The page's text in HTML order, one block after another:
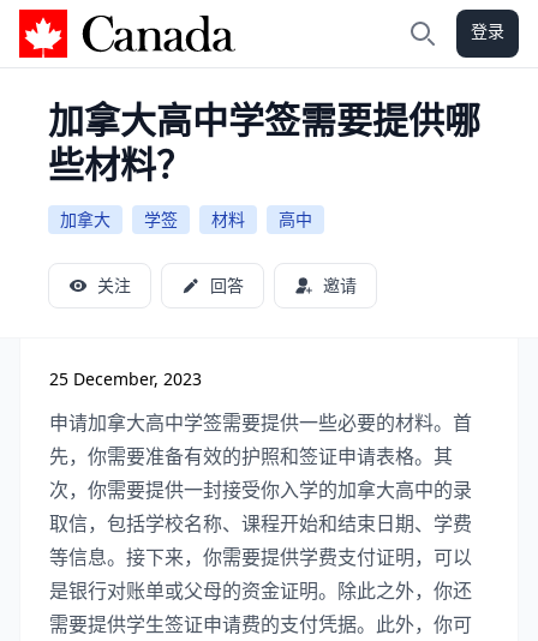
加拿大攻略 登录
加拿大高中学签需要提供哪
些材料？
加拿大 学签 材料 高中
关注 回答 邀请
25 December, 2023
申请加拿大高中学签需要提供一些必要的材料。首
先，你需要准备有效的护照和签证申请表格。其
次，你需要提供一封接受你入学的加拿大高中的录
取信，包括学校名称、课程开始和结束日期、学费
等信息。接下来，你需要提供学费支付证明，可以
是银行对账单或父母的资金证明。除此之外，你还
需要提供学生签证申请费的支付凭据。此外，你可